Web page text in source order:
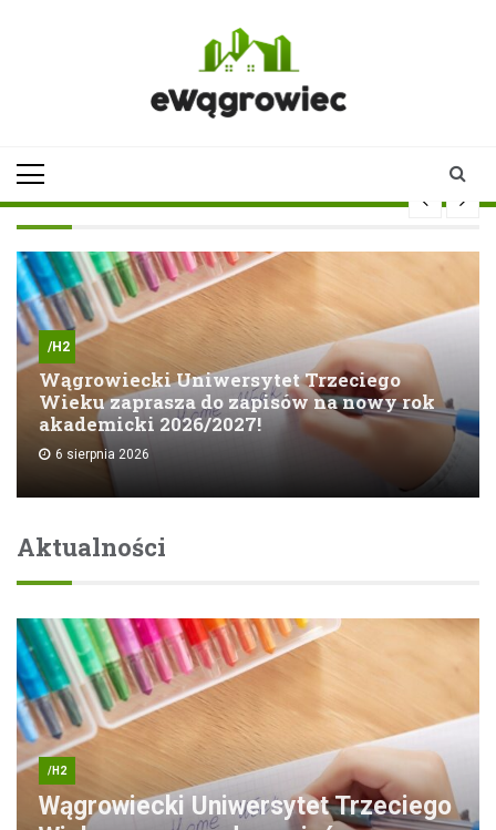
/H2
Wągrowiecki Uniwersytet Trzeciego
Wieku zaprasza do zapisów na nowy rok
akademicki 2026/2027!
6 sierpnia 2026
Aktualności
/H2
Wągrowiecki Uniwersytet Trzeciego